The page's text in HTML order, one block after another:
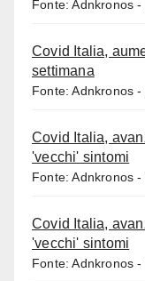
Fonte: Adnkronos -
Covid Italia,
settimana
Fonte: Adnkronos -
Covid Italia,
'vecchi' sintomi
Fonte: Adnkronos -
Covid Italia,
'vecchi' sintomi
Fonte: Adnkronos -